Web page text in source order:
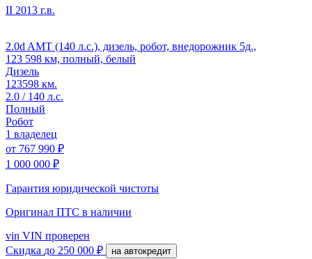
II 2013 г.в.
2.0d AMT (140 л.с.), дизель, робот, внедорожник 5д.,
123 598 км, полный, белый
Дизель
123598 км.
2.0 / 140 л.с.
Полный
Робот
1 владелец
от 767 990 ₽
1 000 000 ₽
Гарантия юридической чистоты
Оригинал ПТС в наличии
vin VIN проверен
Скидка до 250 000 ₽ на автокредит